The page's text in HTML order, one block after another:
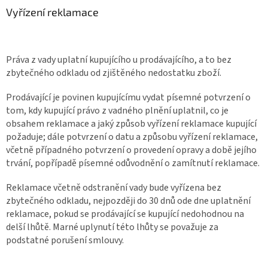
Vyřízení reklamace
Práva z vady uplatní kupujícího u prodávajícího, a to bez
zbytečného odkladu od zjištěného nedostatku zboží.
Prodávající je povinen kupujícímu vydat písemné potvrzení o
tom, kdy kupující právo z vadného plnění uplatnil, co je
obsahem reklamace a jaký způsob vyřízení reklamace kupující
požaduje; dále potvrzení o datu a způsobu vyřízení reklamace,
včetně případného potvrzení o provedení opravy a době jejího
trvání, popřípadě písemné odůvodnění o zamítnutí reklamace.
Reklamace včetně odstranění vady bude vyřízena bez
zbytečného odkladu, nejpozději do 30 dnů ode dne uplatnění
reklamace, pokud se prodávající se kupující nedohodnou na
delší lhůtě. Marné uplynutí této lhůty se považuje za
podstatné porušení smlouvy.